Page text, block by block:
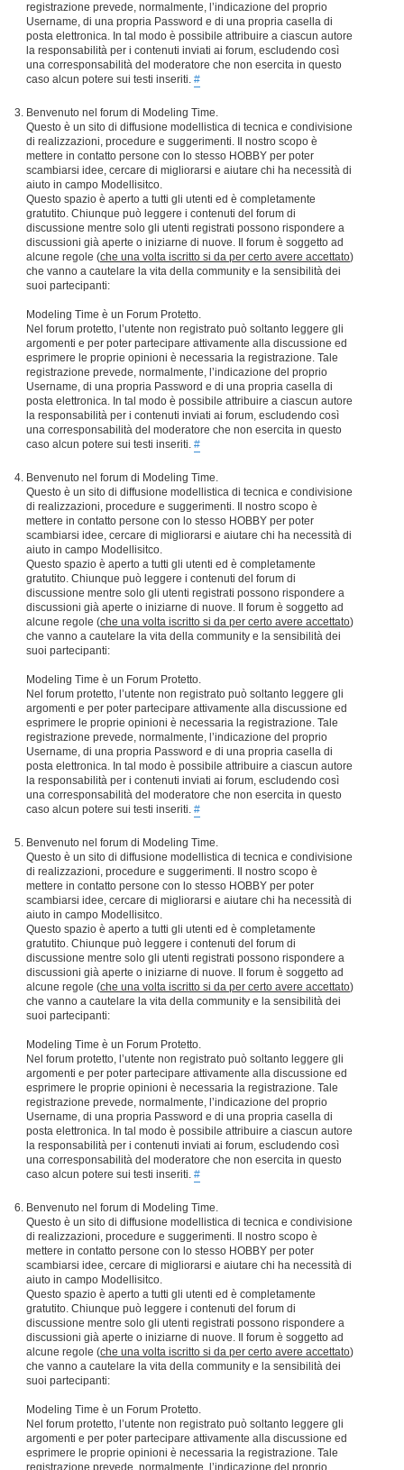
registrazione prevede, normalmente, l’indicazione del proprio
Username, di una propria Password e di una propria casella di
posta elettronica. In tal modo è possibile attribuire a ciascun autore
la responsabilità per i contenuti inviati ai forum, escludendo così
una corresponsabilità del moderatore che non esercita in questo
caso alcun potere sui testi inseriti. #
Benvenuto nel forum di Modeling Time.
Questo è un sito di diffusione modellistica di tecnica e condivisione
di realizzazioni, procedure e suggerimenti. Il nostro scopo è
mettere in contatto persone con lo stesso HOBBY per poter
scambiarsi idee, cercare di migliorarsi e aiutare chi ha necessità di
aiuto in campo Modellisitco.
Questo spazio è aperto a tutti gli utenti ed è completamente
gratutito. Chiunque può leggere i contenuti del forum di
discussione mentre solo gli utenti registrati possono rispondere a
discussioni già aperte o iniziarne di nuove. Il forum è soggetto ad
alcune regole (che una volta iscritto si da per certo avere accettato)
che vanno a cautelare la vita della community e la sensibilità dei
suoi partecipanti:
Modeling Time è un Forum Protetto.
Nel forum protetto, l’utente non registrato può soltanto leggere gli
argomenti e per poter partecipare attivamente alla discussione ed
esprimere le proprie opinioni è necessaria la registrazione. Tale
registrazione prevede, normalmente, l’indicazione del proprio
Username, di una propria Password e di una propria casella di
posta elettronica. In tal modo è possibile attribuire a ciascun autore
la responsabilità per i contenuti inviati ai forum, escludendo così
una corresponsabilità del moderatore che non esercita in questo
caso alcun potere sui testi inseriti. #
Benvenuto nel forum di Modeling Time.
Questo è un sito di diffusione modellistica di tecnica e condivisione
di realizzazioni, procedure e suggerimenti. Il nostro scopo è
mettere in contatto persone con lo stesso HOBBY per poter
scambiarsi idee, cercare di migliorarsi e aiutare chi ha necessità di
aiuto in campo Modellisitco.
Questo spazio è aperto a tutti gli utenti ed è completamente
gratutito. Chiunque può leggere i contenuti del forum di
discussione mentre solo gli utenti registrati possono rispondere a
discussioni già aperte o iniziarne di nuove. Il forum è soggetto ad
alcune regole (che una volta iscritto si da per certo avere accettato)
che vanno a cautelare la vita della community e la sensibilità dei
suoi partecipanti:
Modeling Time è un Forum Protetto.
Nel forum protetto, l’utente non registrato può soltanto leggere gli
argomenti e per poter partecipare attivamente alla discussione ed
esprimere le proprie opinioni è necessaria la registrazione. Tale
registrazione prevede, normalmente, l’indicazione del proprio
Username, di una propria Password e di una propria casella di
posta elettronica. In tal modo è possibile attribuire a ciascun autore
la responsabilità per i contenuti inviati ai forum, escludendo così
una corresponsabilità del moderatore che non esercita in questo
caso alcun potere sui testi inseriti. #
Benvenuto nel forum di Modeling Time.
Questo è un sito di diffusione modellistica di tecnica e condivisione
di realizzazioni, procedure e suggerimenti. Il nostro scopo è
mettere in contatto persone con lo stesso HOBBY per poter
scambiarsi idee, cercare di migliorarsi e aiutare chi ha necessità di
aiuto in campo Modellisitco.
Questo spazio è aperto a tutti gli utenti ed è completamente
gratutito. Chiunque può leggere i contenuti del forum di
discussione mentre solo gli utenti registrati possono rispondere a
discussioni già aperte o iniziarne di nuove. Il forum è soggetto ad
alcune regole (che una volta iscritto si da per certo avere accettato)
che vanno a cautelare la vita della community e la sensibilità dei
suoi partecipanti:
Modeling Time è un Forum Protetto.
Nel forum protetto, l’utente non registrato può soltanto leggere gli
argomenti e per poter partecipare attivamente alla discussione ed
esprimere le proprie opinioni è necessaria la registrazione. Tale
registrazione prevede, normalmente, l’indicazione del proprio
Username, di una propria Password e di una propria casella di
posta elettronica. In tal modo è possibile attribuire a ciascun autore
la responsabilità per i contenuti inviati ai forum, escludendo così
una corresponsabilità del moderatore che non esercita in questo
caso alcun potere sui testi inseriti. #
Benvenuto nel forum di Modeling Time.
Questo è un sito di diffusione modellistica di tecnica e condivisione
di realizzazioni, procedure e suggerimenti. Il nostro scopo è
mettere in contatto persone con lo stesso HOBBY per poter
scambiarsi idee, cercare di migliorarsi e aiutare chi ha necessità di
aiuto in campo Modellisitco.
Questo spazio è aperto a tutti gli utenti ed è completamente
gratutito. Chiunque può leggere i contenuti del forum di
discussione mentre solo gli utenti registrati possono rispondere a
discussioni già aperte o iniziarne di nuove. Il forum è soggetto ad
alcune regole (che una volta iscritto si da per certo avere accettato)
che vanno a cautelare la vita della community e la sensibilità dei
suoi partecipanti:
Modeling Time è un Forum Protetto.
Nel forum protetto, l’utente non registrato può soltanto leggere gli
argomenti e per poter partecipare attivamente alla discussione ed
esprimere le proprie opinioni è necessaria la registrazione. Tale
registrazione prevede, normalmente, l’indicazione del proprio